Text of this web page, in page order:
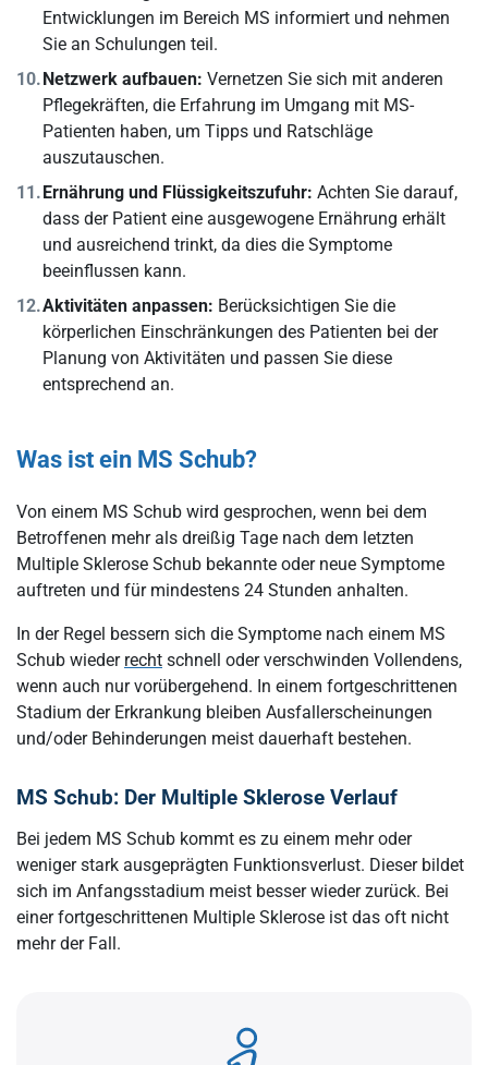
Entwicklungen im Bereich MS informiert und nehmen
Sie an Schulungen teil.
Netzwerk aufbauen: Vernetzen Sie sich mit anderen
Pflegekräften, die Erfahrung im Umgang mit MS-
Patienten haben, um Tipps und Ratschläge
auszutauschen.
Ernährung und Flüssigkeitszufuhr: Achten Sie darauf,
dass der Patient eine ausgewogene Ernährung erhält
und ausreichend trinkt, da dies die Symptome
beeinflussen kann.
Aktivitäten anpassen: Berücksichtigen Sie die
körperlichen Einschränkungen des Patienten bei der
Planung von Aktivitäten und passen Sie diese
entsprechend an.
Was ist ein MS Schub?
Von einem MS Schub wird gesprochen, wenn bei dem
Betroffenen mehr als dreißig Tage nach dem letzten
Multiple Sklerose Schub bekannte oder neue Symptome
auftreten und für mindestens 24 Stunden anhalten.
In der Regel bessern sich die Symptome nach einem MS
Schub wieder recht schnell oder verschwinden Vollendens,
wenn auch nur vorübergehend. In einem fortgeschrittenen
Stadium der Erkrankung bleiben Ausfallerscheinungen
und/oder Behinderungen meist dauerhaft bestehen.
MS Schub: Der Multiple Sklerose Verlauf
Bei jedem MS Schub kommt es zu einem mehr oder
weniger stark ausgeprägten Funktionsverlust. Dieser bildet
sich im Anfangsstadium meist besser wieder zurück. Bei
einer fortgeschrittenen Multiple Sklerose ist das oft nicht
mehr der Fall.